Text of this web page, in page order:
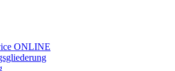
ONLINE